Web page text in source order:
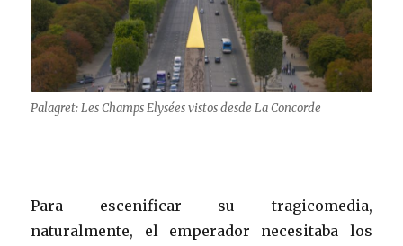
Palagret: Les Champs Elysées vistos desde La Concorde
Para escenificar su tragicomedia,
naturalmente, el emperador necesitaba los